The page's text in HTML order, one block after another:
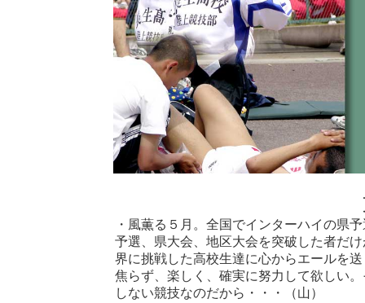
・風薫る５月。全国でインターハイの県
予選、県大会、地区大会を突破した者だ
界に挑戦した高校生達に心からエールを
焦らず、楽しく、確実に努力して欲しい
しない競技なのだから・・・（山）